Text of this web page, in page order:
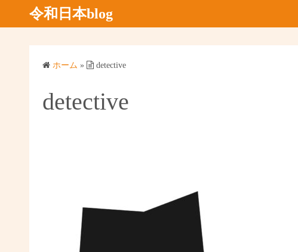
令和日本blog
ホーム » detective
detective